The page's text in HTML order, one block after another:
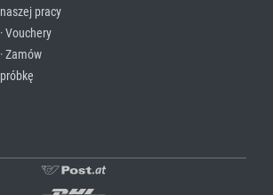
naszej pracy
· Vouchery
· Zamów
próbkę